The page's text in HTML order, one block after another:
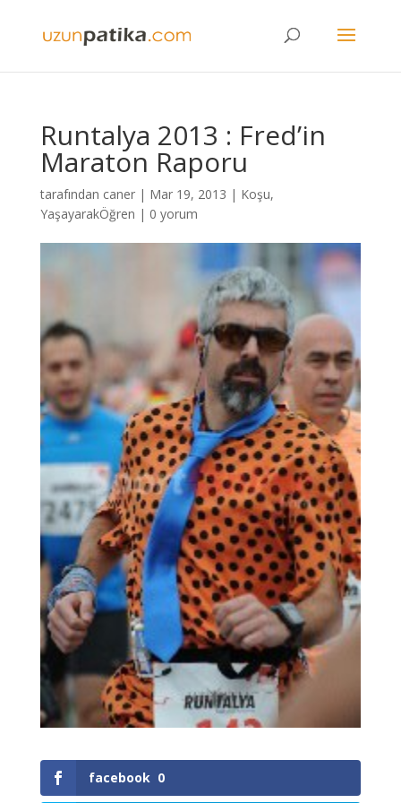
Runtalya 2013 : Fred’in
Maraton Raporu
tarafından caner| Mar 19, 2013 | Koşu,
YaşayarakÖğren | 0 yorum
facebook 0